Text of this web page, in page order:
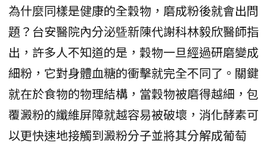
為什麼同樣是健康的全穀物，磨成粉後就會出問
題？台安醫院內分泌曁新陳代謝科林毅欣醫師指
出，許多人不知道的是，穀物一旦經過研磨變成
細粉，它對身體血糖的衝擊就完全不同了。關鍵
就在於食物的物理結構，當穀物被磨得越細，包
覆澱粉的纖維屏障就越容易被破壞，消化酵素可
以更快速地接觸到澱粉分子並將其分解成葡萄